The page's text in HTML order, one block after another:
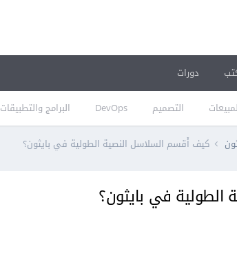
التصميم DevOps البرامج والتطبيقات
دورات
كيف أُقسم السلاسل النصية الطولية في بايثون؟
في بايثون؟